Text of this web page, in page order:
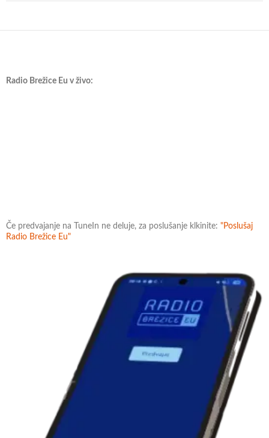
Radio Brežice Eu v živo:
Če predvajanje na TuneIn ne deluje, za poslušanje klkinite: "Poslušaj
Radio Brežice Eu"